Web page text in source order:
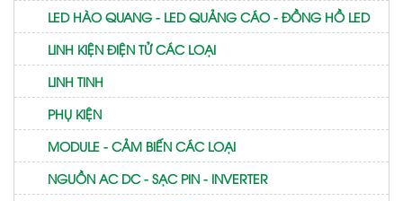
LED HÀO QUANG - LED QUẢNG CÁO - ĐỒNG HỒ LED
LINH KIỆN ĐIỆN TỬ CÁC LOẠI
LINH TINH
PHỤ KIỆN
MODULE - CẢM BIẾN CÁC LOẠI
NGUỒN AC DC - SẠC PIN - INVERTER